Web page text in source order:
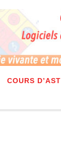
COURS